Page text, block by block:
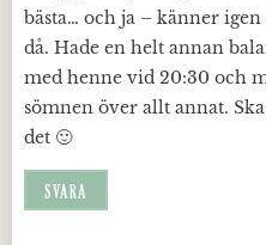
bästa… och ja – känner
då. Hade en helt annan
med henne vid 20:30 och
sömnen över allt annat.
det 🙂
SVARA